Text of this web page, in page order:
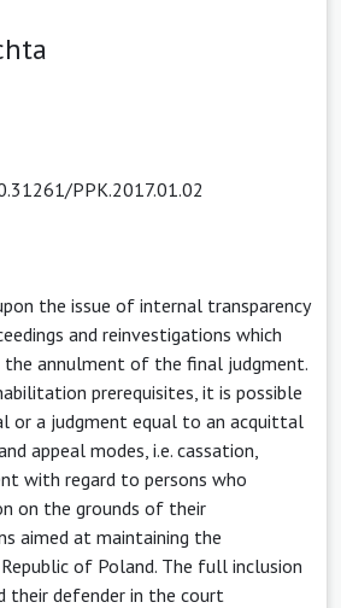
PPK.2017.01.02
the issue of internal transparency
and reinvestigations which
annulment of the final judgment.
prerequisites, it is possible
or a judgment equal to an acquittal
appeal modes, i.e. cassation,
with regard to persons who
on the grounds of their
aimed at maintaining the
of Poland. The full inclusion
their defender in the court